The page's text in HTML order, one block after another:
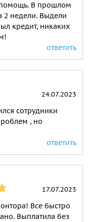
помощь. В прошлом
2 недели. Выдели
кредит, никаких
ответить
24.07.2023
сотрудники
, но
ответить
17.07.2023
Все быстро
Выплатила без